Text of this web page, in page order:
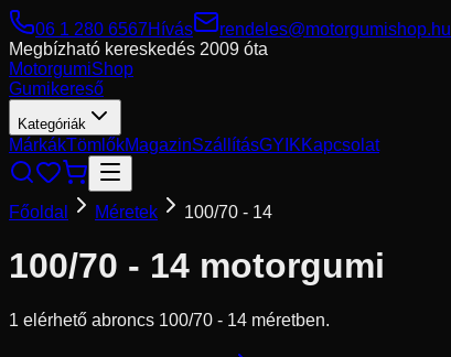
06 1 280 6567Hívás
rendeles@motorgumishop.hu
Megbízható kereskedés 2009 óta
MotorgumiShop
Gumikereső
Kategóriák
MárkákTömlőkMagazinSzállításGYIKKapcsolat
Főoldal Méretek 100/70 - 14
100/70 - 14 motorgumi
1 elérhető abroncs 100/70 - 14 méretben.